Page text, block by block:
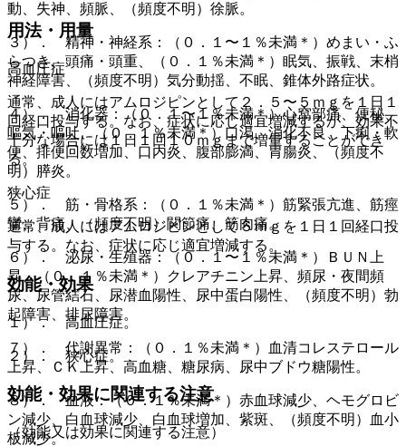
動、失神、頻脈、（頻度不明）徐脈。
３）． 精神・神経系：（０．１〜１％未満＊）めまい・ふ
らつき、頭痛・頭重、（０．１％未満＊）眠気、振戦、末梢
神経障害、（頻度不明）気分動揺、不眠、錐体外路症状。
４）． 消化器：（０．１〜１％未満＊）心窩部痛、便秘、
嘔気・嘔吐、（０．１％未満＊）口渇、消化不良、下痢・軟
便、排便回数増加、口内炎、腹部膨満、胃腸炎、（頻度不
明）膵炎。
５）． 筋・骨格系：（０．１％未満＊）筋緊張亢進、筋痙
攣、背痛、（頻度不明）関節痛、筋肉痛。
６）． 泌尿・生殖器：（０．１〜１％未満＊）ＢＵＮ上
昇、（０．１％未満＊）クレアチニン上昇、頻尿・夜間頻
尿、尿管結石、尿潜血陽性、尿中蛋白陽性、（頻度不明）勃
起障害、排尿障害。
７）． 代謝異常：（０．１％未満＊）血清コレステロール
上昇、ＣＫ上昇、高血糖、糖尿病、尿中ブドウ糖陽性。
８）． 血液：（０．１％未満＊）赤血球減少、ヘモグロビ
ン減少、白血球減少、白血球増加、紫斑、（頻度不明）血小
板減少。
用法・用量
高血圧症
通常、成人にはアムロジピンとして２．５〜５ｍｇを１日１
回経口投与する。なお、症状に応じ適宜増減するが、効果不
十分な場合には１日１回１０ｍｇまで増量することができ
る。
狭心症
通常、成人にはアムロジピンとして５ｍｇを１日１回経口投
与する。なお、症状に応じ適宜増減する。
効能・効果
１）． 高血圧症。
２）． 狭心症。
効能・効果に関連する注意
（効能又は効果に関連する注意）